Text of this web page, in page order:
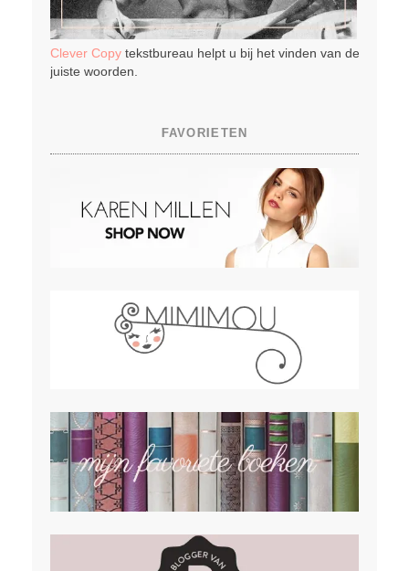
Clever Copytekstbureau helpt u bij het vinden van de
juiste woorden.
FAVORIETEN